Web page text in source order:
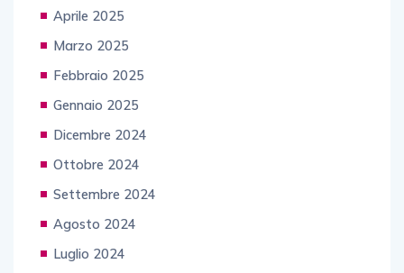
Aprile 2025
Marzo 2025
Febbraio 2025
Gennaio 2025
Dicembre 2024
Ottobre 2024
Settembre 2024
Agosto 2024
Luglio 2024